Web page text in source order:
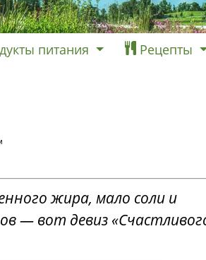
питания Рецепты
жира, мало соли и
— вот девиз